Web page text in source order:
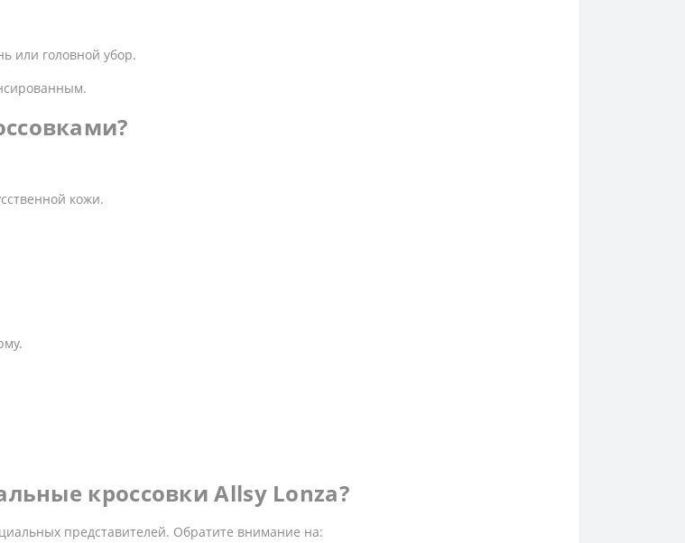
или головной убор.
кожи.
кроссовки Allsy Lonza?
представителей. Обратите внимание на: